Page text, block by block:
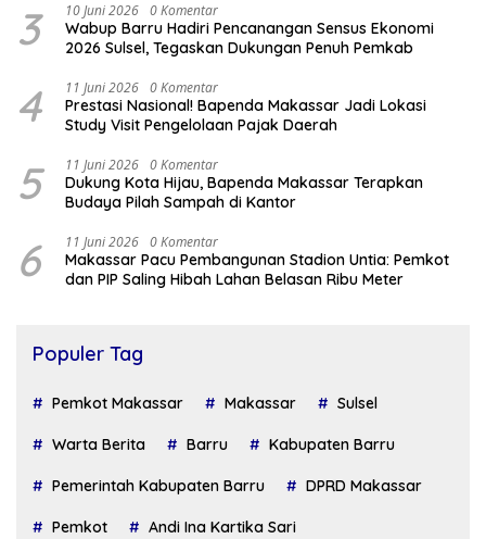
3 10 Juni 2026 0 Komentar
Wabup Barru Hadiri Pencanangan Sensus Ekonomi
2026 Sulsel, Tegaskan Dukungan Penuh Pemkab
4 11 Juni 2026 0 Komentar
Prestasi Nasional! Bapenda Makassar Jadi Lokasi
Study Visit Pengelolaan Pajak Daerah
5 11 Juni 2026 0 Komentar
Dukung Kota Hijau, Bapenda Makassar Terapkan
Budaya Pilah Sampah di Kantor
6 11 Juni 2026 0 Komentar
Makassar Pacu Pembangunan Stadion Untia: Pemkot
dan PIP Saling Hibah Lahan Belasan Ribu Meter
Populer Tag
Pemkot Makassar Makassar Sulsel
Warta Berita Barru Kabupaten Barru
Pemerintah Kabupaten Barru DPRD Makassar
Pemkot Andi Ina Kartika Sari